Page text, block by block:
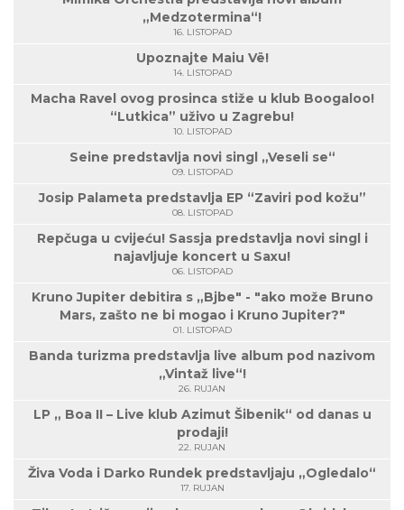
„Medzotermina“!
16. LISTOPAD
Upoznajte Maiu Vë!
14. LISTOPAD
Macha Ravel ovog prosinca stiže u klub Boogaloo!
“Lutkica” uživo u Zagrebu!
10. LISTOPAD
Seine predstavlja novi singl „Veseli se“
09. LISTOPAD
Josip Palameta predstavlja EP “Zaviri pod kožu”
08. LISTOPAD
Repčuga u cvijeću! Sassja predstavlja novi singl i
najavljuje koncert u Saxu!
06. LISTOPAD
Kruno Jupiter debitira s „Bjbe" - "ako može Bruno
Mars, zašto ne bi mogao i Kruno Jupiter?"
01. LISTOPAD
Banda turizma predstavlja live album pod nazivom
„Vintaž live“!
26. RUJAN
LP „ Boa II – Live klub Azimut Šibenik“ od danas u
prodaji!
22. RUJAN
Živa Voda i Darko Rundek predstavljaju „Ogledalo“
17. RUJAN